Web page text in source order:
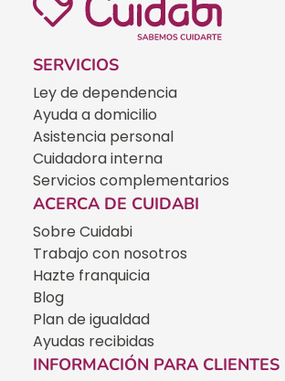
SERVICIOS
Ley de dependencia
Ayuda a domicilio
Asistencia personal
Cuidadora interna
Servicios complementarios
ACERCA DE CUIDABI
Sobre Cuidabi
Trabajo con nosotros
Hazte franquicia
Blog
Plan de igualdad
Ayudas recibidas
INFORMACIÓN PARA CLIENTES